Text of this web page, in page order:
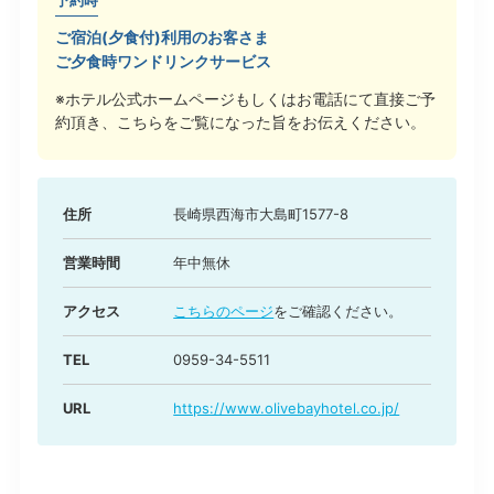
ご宿泊(夕食付)利用のお客さま
ご夕食時ワンドリンクサービス
※ホテル公式ホームページもしくはお電話にて直接ご予
約頂き、こちらをご覧になった旨をお伝えください。
住所 長崎県西海市大島町1577-8
営業時間 年中無休
アクセス こちらのページをご確認ください。
TEL 0959-34-5511
URL https://www.olivebayhotel.co.jp/